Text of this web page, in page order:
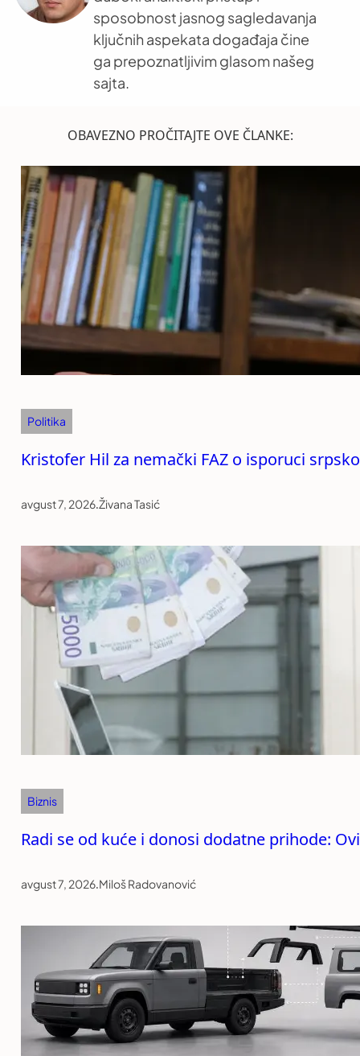
sposobnost jasnog sagledavanja
ključnih aspekata događaja čine
ga prepoznatljivim glasom našeg
sajta.
OBAVEZNO PROČITAJTE OVE ČLANKE:
Politika
Kristofer Hil za nemački FAZ o isporuci
avgust 7, 2026.Živana Tasić
Biznis
Radi se od kuće i donosi dodatne prihode:
avgust 7, 2026.Miloš Radovanović